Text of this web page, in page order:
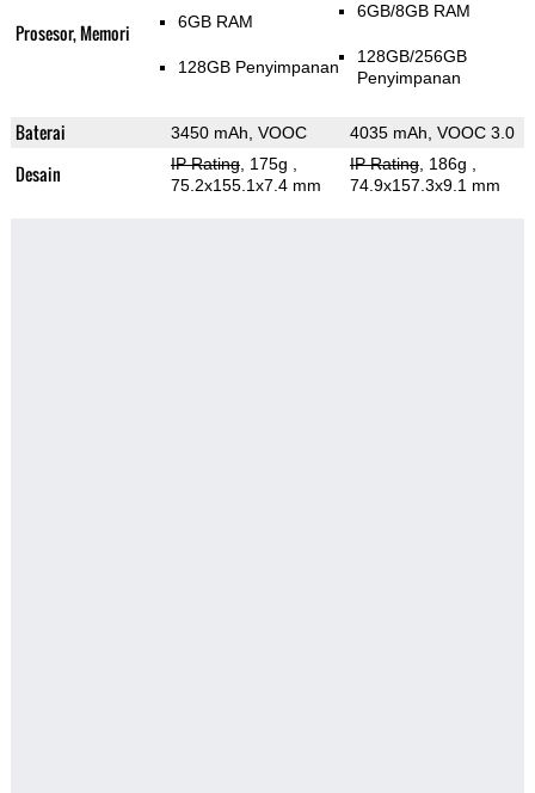
Prosesor, Memori 6GB RAM
128GB Penyimpanan
6GB/8GB RAM
128GB/256GB
Penyimpanan
Baterai 3450 mAh, VOOC 4035 mAh, VOOC 3.0
Desain IP Rating, 175g
75.2x155.1x7.4 mm
IP Rating, 186g
74.9x157.3x9.1 mm